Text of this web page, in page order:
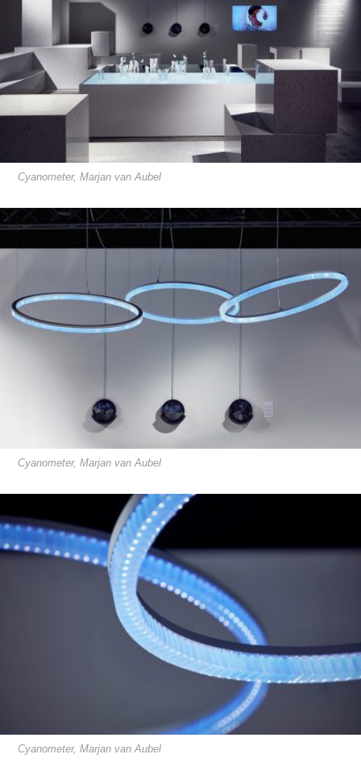
Cyanometer, Marjan van Aubel
Cyanometer, Marjan van Aubel
Cyanometer, Marjan van Aubel